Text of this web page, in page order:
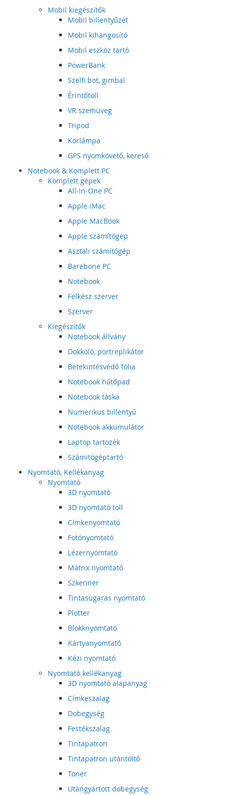
Mobil kiegészítők
Mobil billentyűzet
Mobil kihangosító
Mobil eszköz tartó
PowerBank
Szelfi bot, gimbal
Érintőtoll
VR szemüveg
Tripod
Körlámpa
GPS nyomkövető, kereső
Notebook & Komplett PC
Komplett gépek
All-In-One PC
Apple iMac
Apple MacBook
Apple számítógép
Asztali számítógép
Barebone PC
Notebook
Félkész szerver
Szerver
Kiegészítők
Notebook állvány
Dokkoló, portreplikátor
Betekintésvédő fólia
Notebook hűtőpad
Notebook táska
Numerikus billentyű
Notebook akkumulátor
Laptop tartozék
Számitógéptartó
Nyomtató, Kellékanyag
Nyomtató
3D nyomtató
3D nyomtató toll
Címkenyomtató
Fotónyomtató
Lézernyomtató
Mátrix nyomtató
Szkenner
Tintasugaras nyomtató
Plotter
Blokknyomtató
Kártyanyomtató
Kézi nyomtató
Nyomtató kellékanyag
3D nyomtató alapanyag
Címkeszalag
Dobegység
Festékszalag
Tintapatron
Tintapatron utántöltő
Toner
Utángyártott dobegység